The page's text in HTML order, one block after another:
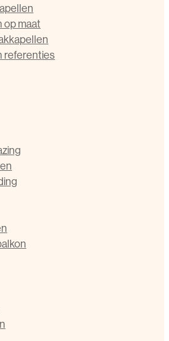
op maat
referenties